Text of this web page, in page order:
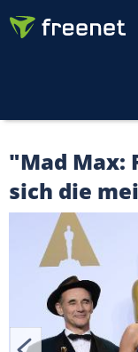
"Mad Max:
sich die